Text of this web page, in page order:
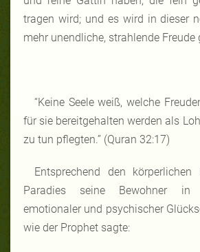
tragen wird; und es wird in dieser
mehr unendliche, strahlende Freude
“Keine Seele weiß, welche
für sie bereitgehalten werden als
zu tun pflegten.” (Quran 32:17)
Entsprechend den
Paradies seine Bewohner in
emotionaler und psychischer
wie der Prophet sagte: